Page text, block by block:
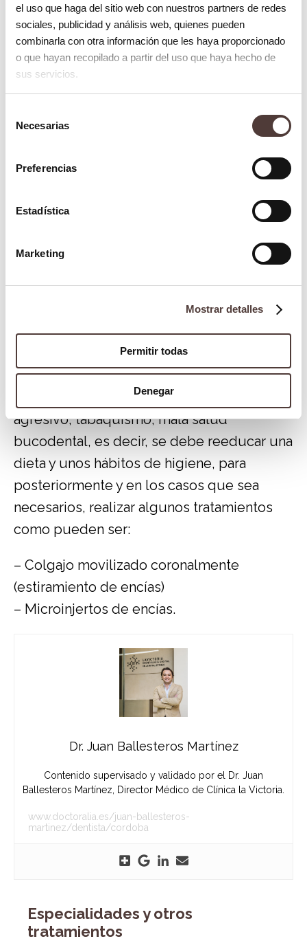
el uso que haga del sitio web con nuestros partners de redes
sociales, publicidad y análisis web, quienes pueden
combinarla con otra información que les haya proporcionado
o que hayan recopilado a partir del uso que haya hecho de
sus servicios.
Necesarias
Preferencias
Estadística
Marketing
Mostrar detalles
Permitir todas
Denegar
enfermedad grave de las encías. Esta
enfermedad la podemos dividir en dos, en
primer lugar, la gingivitis, esta enfermedad
encoge las encías formando bolsas que
pueden infectarse debido a una mala
higiene, se acumulan restos alimenticios
creando una placa de sarro. En segundo
lugar, se encuentra la periodontitis también
gingivitis no tratada. La infección creada en
que sostiene el diente en su lugar, y hacer
Lo primero que se debe realizar para
solucionar el problema de encía retraídas
es eliminar la causa por la que se ha
producido, ya sea por un cepillado
agresivo, tabaquismo, mala salud
bucodental, es decir, se debe reeducar una
dieta y unos hábitos de higiene, para
posteriormente y en los casos que sea
necesarios, realizar algunos tratamientos
como pueden ser:
– Colgajo movilizado coronalmente
(estiramiento de encías)
– Microinjertos de encías.
Dr. Juan Ballesteros Martínez
Contenido supervisado y validado por el Dr. Juan
Ballesteros Martínez, Director Médico de Clínica la Victoria.
www.doctoralia.es/juan-ballesteros-
martinez/dentista/cordoba
Especialidades y otros
tratamientos